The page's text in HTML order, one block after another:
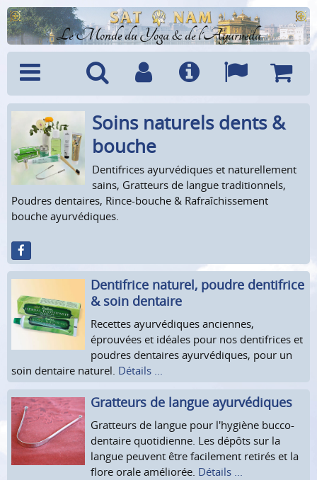
Le Monde du Yoga & de l'Ayurveda
Menu Recherche
CompteInfo LanguesPanier
Soins naturels dents &
bouche
Dentifrices ayurvédiques et naturellement
sains, Gratteurs de langue traditionnels,
Poudres dentaires, Rince-bouche & Rafraîchissement
bouche ayurvédiques.
Dentifrice naturel, poudre dentifrice
& soin dentaire
Recettes ayurvédiques anciennes,
éprouvées et idéales pour nos dentifrices et
poudres dentaires ayurvédiques, pour un
soin dentaire naturel. Détails ...
Gratteurs de langue ayurvédiques
Gratteurs de langue pour l'hygiène bucco-
dentaire quotidienne. Les dépôts sur la
langue peuvent être facilement retirés et la
flore orale améliorée. Détails ...